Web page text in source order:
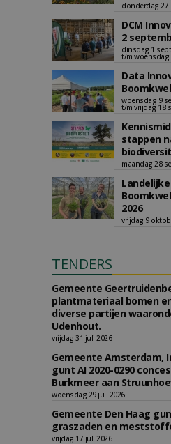
donderdag 27
DCM
2
dinsdag 1
t/m woensdag
Data
woensdag 9
t/m vrijdag 18
stappen
maandag 28
2026
vrijdag 9
TENDERS
Gemeente
plantmateriaal bomen
diverse partijen
Udenhout.
vrijdag 31 juli 2026
Gemeente Amsterdam,
gunt AI 2020-0290
Burkmeer aan
woensdag 29 juli 2026
Gemeente Den Haag
graszaden en
vrijdag 17 juli 2026